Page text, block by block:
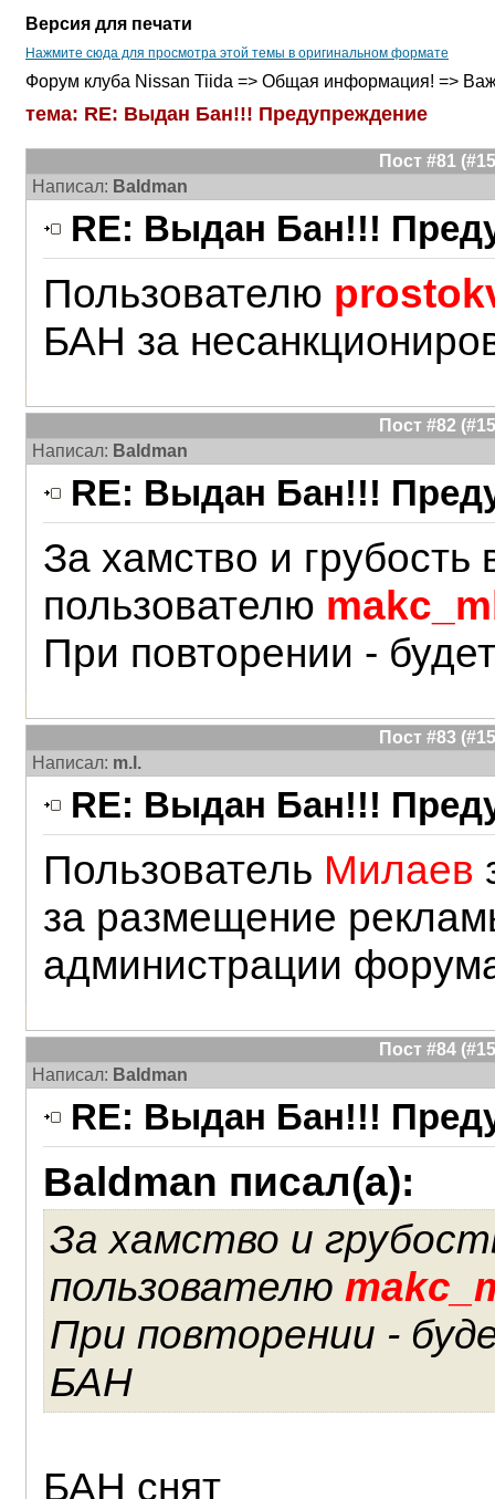
Версия для печати
Нажмите сюда для просмотра этой темы в оригинальном формате
Форум клуба Nissan Tiida => Общая информация! =>
тема: RE: Выдан Бан!!! Предупреждение
Пост #81
Написал: Baldman
RE: Выдан Бан!!!
Пользователю
БАН за
Пост #82
Написал: Baldman
RE: Выдан Бан!!!
За хамство и
пользователю
При повторении -
Пост #83
Написал: m.l.
RE: Выдан Бан!!!
Пользователь Милаев
за размещение
администрации
Пост #84
Написал: Baldman
RE: Выдан Бан!!!
Baldman писал(а):
За хамство и
пользователю
При повторении -
БАН
БАН снят